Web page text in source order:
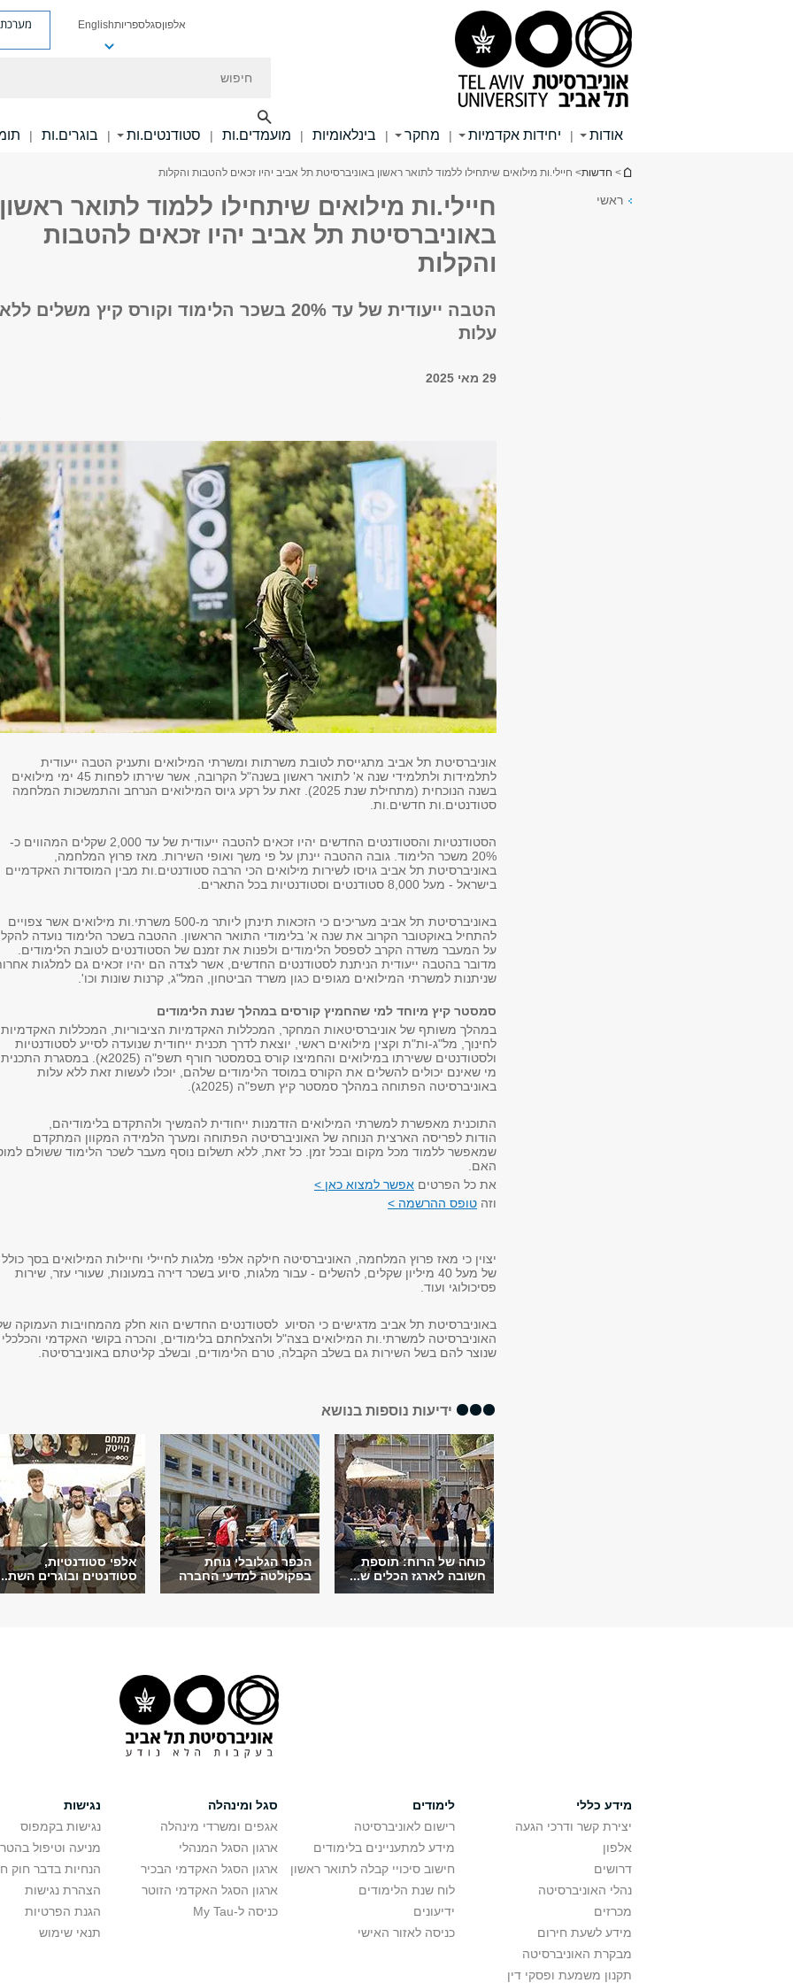
אלפוןסגלספריותEnglish מערכת
אודות | יחידות אקדמיות | מחקר | בינלאומיות | מועמדים.ות | סטודנטים.ות | בוגרים.ות |
הינך נמצא כאן
> חדשות> חיילי.ות מילואים שיתחילו ללמוד לתואר ראשון באוניברסיטת תל אביב יהיו זכאים להטבות והקלות
ראשי
חיילי.ות מילואים שיתחילו ללמוד לתואר ראשון
באוניברסיטת תל אביב יהיו זכאים להטבות
והקלות
הטבה ייעודית של עד 20% בשכר הלימוד וקורס קיץ משלים ללא
עלות
29 מאי 2025
אוניברסיטת תל אביב מתגייסת לטובת משרתות ומשרתי המילואים ותעניק הטבה ייעודית
לתלמידות ולתלמידי שנה א' לתואר ראשון בשנה"ל הקרובה, אשר שירתו לפחות 45 ימי מילואים
בשנה הנוכחית (מתחילת שנת 2025). זאת על רקע גיוס המילואים הנרחב והתמשכות המלחמה
סטודנטים.ות חדשים.ות.
הסטודנטיות והסטודנטים החדשים יהיו זכאים להטבה ייעודית של עד 2,000 שקלים המהווים כ-
20% משכר הלימוד. גובה ההטבה יינתן על פי משך ואופי השירות. מאז פרוץ המלחמה,
באוניברסיטת תל אביב גויסו לשירות מילואים הכי הרבה סטודנטים.ות מבין המוסדות האקדמיים
בישראל - מעל 8,000 סטודנטים וסטודנטיות בכל התארים.
באוניברסיטת תל אביב מעריכים כי הזכאות תינתן ליותר מ-500 משרתי.ות מילואים אשר צפויים
להתחיל באוקטובר הקרוב את שנה א' בלימודי התואר הראשון. ההטבה בשכר הלימוד נועדה להקל
על המעבר משדה הקרב לספסל הלימודים ולפנות את זמנם של הסטודנטים לטובת הלימודים.
מדובר בהטבה ייעודית הניתנת לסטודנטים החדשים, אשר לצדה הם יהיו זכאים גם למלגות
שניתנות למשרתי המילואים מגופים כגון משרד הביטחון, המל"ג, קרנות שונות וכו'.
סמסטר קיץ מיוחד למי שהחמיץ קורסים במהלך שנת הלימודים
במהלך משותף של אוניברסיטאות המחקר, המכללות האקדמיות הציבוריות, המכללות האקדמיות
לחינוך, מל"ג-ות"ת וקצין מילואים ראשי, יוצאת לדרך תכנית ייחודית שנועדה לסייע לסטודנטיות
ולסטודנטים ששירתו במילואים והחמיצו קורס בסמסטר חורף תשפ"ה (2025א). במסגרת התכנית,
מי שאינם יכולים להשלים את הקורס במוסד הלימודים שלהם, יוכלו לעשות זאת ללא עלות
באוניברסיטה הפתוחה במהלך סמסטר קיץ תשפ"ה (2025ג).
התוכנית מאפשרת למשרתי המילואים הזדמנות ייחודית להמשיך ולהתקדם בלימודיהם,
הודות לפריסה הארצית הנוחה של האוניברסיטה הפתוחה ומערך הלמידה המקוון המתקדם
שמאפשר ללמוד מכל מקום ובכל זמן. כל זאת, ללא תשלום נוסף מעבר לשכר הלימוד ששולם
האם.
את כל הפרטים אפשר למצוא כאן >
וזה טופס ההרשמה >
יצוין כי מאז פרוץ המלחמה, האוניברסיטה חילקה אלפי מלגות לחיילי וחיילות המילואים בסך כולל
של מעל 40 מיליון שקלים, להשלים - עבור מלגות, סיוע בשכר דירה במעונות, שעורי עזר, שירות
פסיכולוגי ועוד.
באוניברסיטת תל אביב מדגישים כי הסיוע לסטודנטים החדשים הוא חלק מהמחויבות העמוקה
האוניברסיטה למשרתי.ות המילואים בצה"ל ולהצלחתם בלימודים, והכרה בקושי האקדמי והכלכלי
שנוצר להם בשל השירות גם בשלב הקבלה, טרם הלימודים, ובשלב קליטתם באוניברסיטה.
ידיעות נוספות בנושא
כוחה של הרוח: תוספת
חשובה לארגז הכלים ש...
הכפר הגלובלי נוחת
בפקולטה למדעי החברה
אלפי סטודנטיות,
סטודנטים ובוגרים
מידע כללי
יצירת קשר ודרכי הגעה
אלפון
דרושים
נהלי האוניברסיטה
מכרזים
מידע לשעת חירום
מבקרת האוניברסיטה
תקנון משמעת ופסקי דין
לימודים
רישום לאוניברסיטה
מידע למתעניינים בלימודים
חישוב סיכויי קבלה לתואר ראשון
לוח שנת הלימודים
ידיעונים
כניסה לאזור האישי
סגל ומינהלה
אגפים ומשרדי מינהלה
ארגון הסגל המנהלי
ארגון הסגל האקדמי הבכיר
ארגון הסגל האקדמי הזוטר
כניסה ל-My Tau
נגישות
נגישות בקמפוס
מניעה וטיפול
הנחיות בדבר חוק
הצהרת נגישות
הגנת הפרטיות
תנאי שימוש